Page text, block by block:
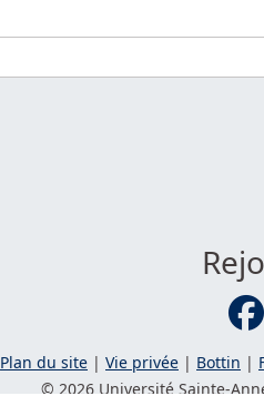
Plan du site | Vie privée | Bottin |
© 2026 Université Sainte-